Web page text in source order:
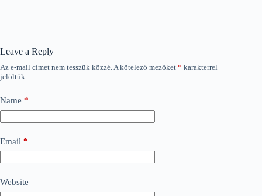
Leave a Reply
Az e-mail címet nem tesszük közzé.A kötelező mezőket * karakterrel
jelöltük
Name *
Email *
Website